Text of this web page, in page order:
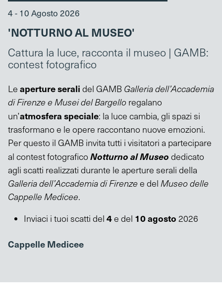
4 - 10 Agosto 2026
'NOTTURNO AL MUSEO'
Cattura la luce, racconta il museo | GAMB:
contest fotografico
Le aperture serali del GAMB Galleria dell’Accademia
di Firenze e Musei del Bargello regalano
un’atmosfera speciale: la luce cambia, gli spazi si
trasformano e le opere raccontano nuove emozioni.
Per questo il GAMB invita tutti i visitatori a partecipare
al contest fotografico Notturno al Museo dedicato
agli scatti realizzati durante le aperture serali della
Galleria dell’Accademia di Firenze e del Museo delle
Cappelle Medicee.
Inviaci i tuoi scatti del 4e del 10 agosto 2026
Cappelle Medicee